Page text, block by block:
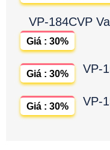
VP-184CVP
Giá : 30%
VP-
Giá : 30%
VP-
Giá : 30%